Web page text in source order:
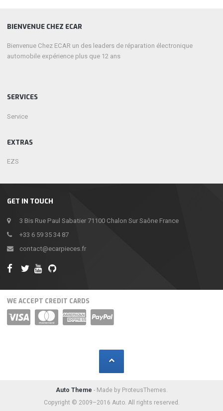
GET IN TOUCH
3 Bis Rue Paul Sabatier 71100 Chalon Sur Saône France
+33 6 59 35 34 87
contact@ecarpieces.fr
BIENVENUE CHEZ ECAR
Bienvenue Chez ECAR un des leaders de réparation électronique
automobile expérience plus que 12 ans
SERVICES
Service
EXTRAS
EZS
WE ACCEPT CREDIT CARDS
Auto Theme - Made by ProteusThemes.
Copyright © 2009–2016 Auto. All rights reserved.